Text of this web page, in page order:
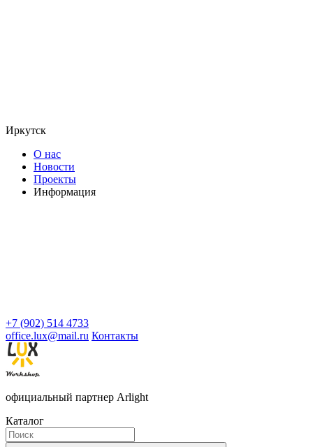
Иркутск
О нас
Новости
Проекты
Информация
+7 (902) 514 4733
office.lux@mail.ru Контакты
официальный партнер Arlight
Каталог